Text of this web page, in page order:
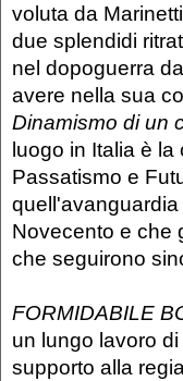
voluta da
due splendidi
nel dopoguerra
avere nella sua
Dinamismo di un
luogo in Italia è la
Passatismo e
quell'avanguardia
Novecento e che
che seguirono
FORMIDABILE
un lungo lavoro
supporto alla